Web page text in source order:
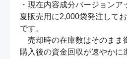
・現在内容成分バージョン
夏販売用に2,000袋発注して
です。
売却時の在庫数はそのまま
購入後の資金回収が速やかに